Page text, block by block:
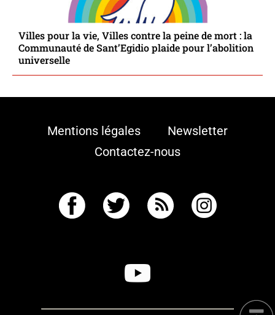
Villes pour la vie, Villes contre la peine de mort : la
Communauté de Sant’Egidio plaide pour l’abolition
universelle
Mentions légales
Newsletter
Contactez-nous